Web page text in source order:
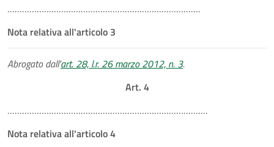
…………………………………………………………………….
Nota relativa all'articolo 3
Abrogato dall'art. 28, l.r. 26 marzo 2012, n. 3.
Art. 4
……………………………………………………………………….
Nota relativa all'articolo 4